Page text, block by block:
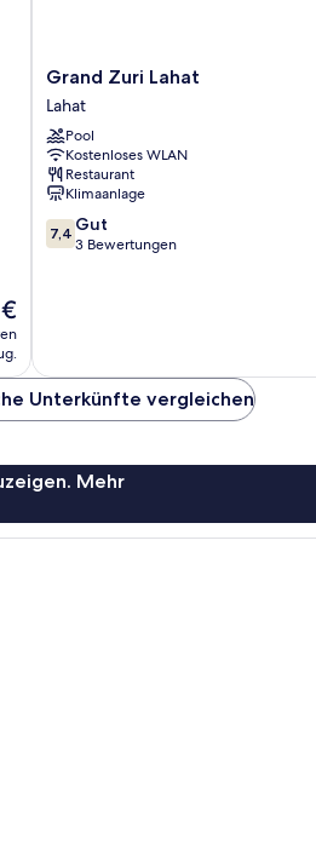
Grand
Zuri
Lahat
Lahat
Grand Zuri Lahat
Lahat
Pool
Kostenloses WLAN
Restaurant
Klimaanlage
7.4
von
7,4 Gut
3 Bewertungen
Unterkünfte vergleichen
Mehr